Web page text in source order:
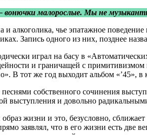
малорослые. Мы не
и алкоголика, чье эпатажное
Запись одного из них, позднее
играл на басу в
и граничащей с примитивизмом
В тот же год выходит альбом
собственного сочинения
выступления и довольно
жизни и это, безусловно,
заявлял, что в его жизни есть